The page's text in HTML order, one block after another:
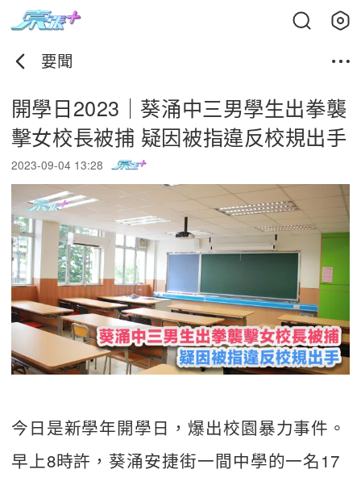
要聞
開學日2023｜葵涌中三男學生出拳襲
擊女校長被捕 疑因被指違反校規出手
2023-09-04 13:28
今日是新學年開學日，爆出校園暴力事件。
早上8時許，葵涌安捷街一間中學的一名17